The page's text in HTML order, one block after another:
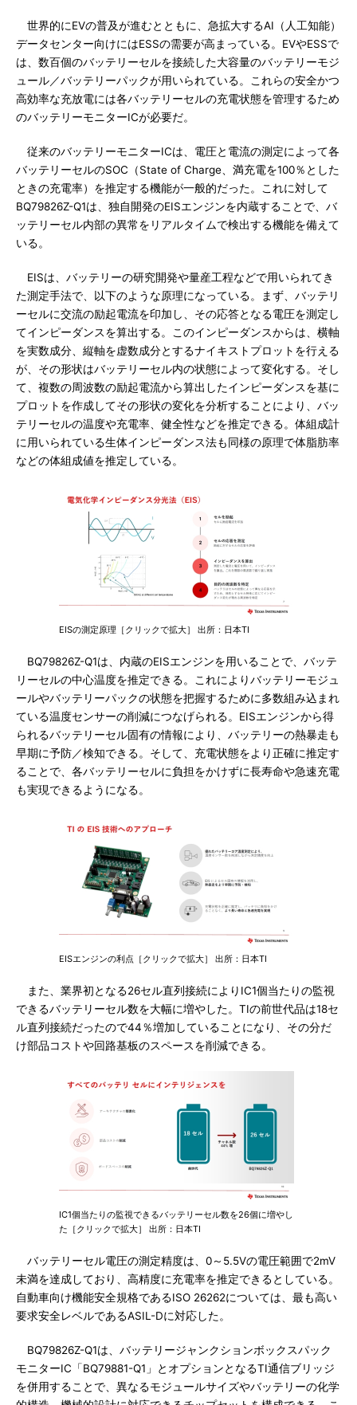
世界的にEVの普及が進むとともに、急拡大するAI（人工知能）
データセンター向けにはESSの需要が高まっている。EVやESSで
は、数百個のバッテリーセルを接続した大容量のバッテリーモジ
ュール／バッテリーパックが用いられている。これらの安全かつ
高効率な充放電には各バッテリーセルの充電状態を管理するため
のバッテリーモニターICが必要だ。
従来のバッテリーモニターICは、電圧と電流の測定によって各
バッテリーセルのSOC（State of Charge、満充電を100％とした
ときの充電率）を推定する機能が一般的だった。これに対して
BQ79826Z-Q1は、独自開発のEISエンジンを内蔵することで、バ
ッテリーセル内部の異常をリアルタイムで検出する機能を備えて
いる。
EISは、バッテリーの研究開発や量産工程などで用いられてき
た測定手法で、以下のような原理になっている。まず、バッテリ
ーセルに交流の励起電流を印加し、その応答となる電圧を測定し
てインピーダンスを算出する。このインピーダンスからは、横軸
を実数成分、縦軸を虚数成分とするナイキストプロットを行える
が、その形状はバッテリーセル内の状態によって変化する。そし
て、複数の周波数の励起電流から算出したインピーダンスを基に
プロットを作成してその形状の変化を分析することにより、バッ
テリーセルの温度や充電率、健全性などを推定できる。体組成計
に用いられている生体インピーダンス法も同様の原理で体脂肪率
などの体組成値を推定している。
EISの測定原理［クリックで拡大］ 出所：日本TI
BQ79826Z-Q1は、内蔵のEISエンジンを用いることで、バッテ
リーセルの中心温度を推定できる。これによりバッテリーモジュ
ールやバッテリーパックの状態を把握するために多数組み込まれ
ている温度センサーの削減につなげられる。EISエンジンから得
られるバッテリーセル固有の情報により、バッテリーの熱暴走も
早期に予防／検知できる。そして、充電状態をより正確に推定す
ることで、各バッテリーセルに負担をかけずに長寿命や急速充電
も実現できるようになる。
EISエンジンの利点［クリックで拡大］ 出所：日本TI
また、業界初となる26セル直列接続によりIC1個当たりの監視
できるバッテリーセル数を大幅に増やした。TIの前世代品は18セ
ル直列接続だったので44％増加していることになり、その分だ
け部品コストや回路基板のスペースを削減できる。
IC1個当たりの監視できるバッテリーセル数を26個に増やし
た［クリックで拡大］ 出所：日本TI
バッテリーセル電圧の測定精度は、0～5.5Vの電圧範囲で2mV
未満を達成しており、高精度に充電率を推定できるとしている。
自動車向け機能安全規格であるISO 26262については、最も高い
要求安全レベルであるASIL-Dに対応した。
BQ79826Z-Q1は、バッテリージャンクションボックスパック
モニターIC「BQ79881-Q1」とオプションとなるTI通信ブリッジ
を併用することで、異なるモジュールサイズやバッテリーの化学